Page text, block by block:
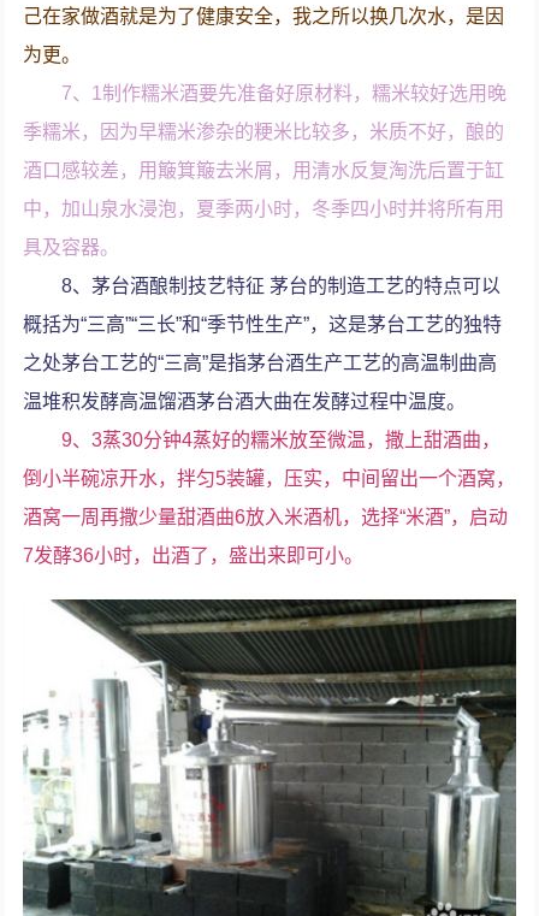
己在家做酒就是为了健康安全，我之所以换几次水，是因
为更。
7、1制作糯米酒要先准备好原材料，糯米较好选用晚
季糯米，因为早糯米渗杂的粳米比较多，米质不好，酿的
酒口感较差，用簸箕簸去米屑，用清水反复淘洗后置于缸
中，加山泉水浸泡，夏季两小时，冬季四小时并将所有用
具及容器。
8、茅台酒酿制技艺特征 茅台的制造工艺的特点可以
概括为“三高”“三长”和“季节性生产”，这是茅台工艺的独特
之处茅台工艺的“三高”是指茅台酒生产工艺的高温制曲高
温堆积发酵高温馏酒茅台酒大曲在发酵过程中温度。
9、3蒸30分钟4蒸好的糯米放至微温，撒上甜酒曲，
倒小半碗凉开水，拌匀5装罐，压实，中间留出一个酒窝，
酒窝一周再撒少量甜酒曲6放入米酒机，选择“米酒”，启动
7发酵36小时，出酒了，盛出来即可小。